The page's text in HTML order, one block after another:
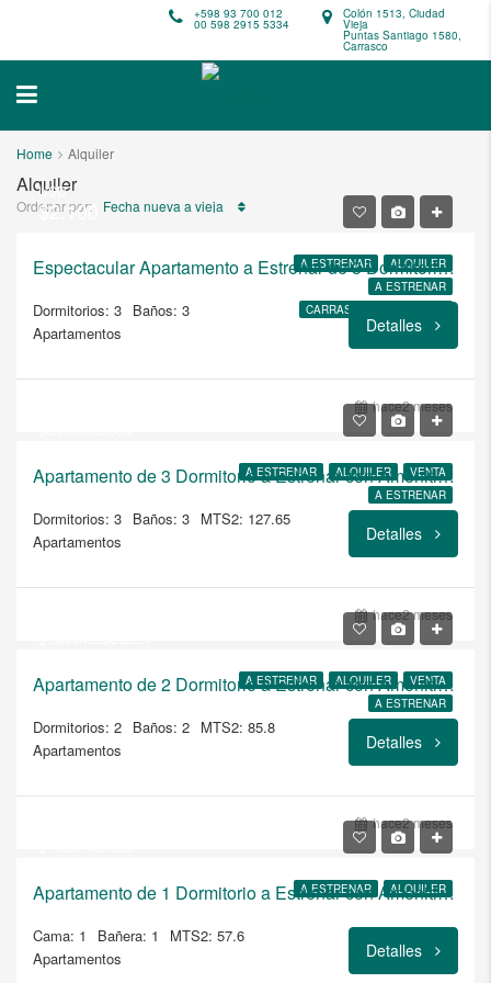
Colón 1513, Ciudad
Vieja
Puntas Santiago 1580,
Carrasco
+598 93 700 012
00 598 2915 5334
Home Alquiler
Alquiler
Ordenar por: Fecha nueva a vieja
A ESTRENAR
ALQUILER
A ESTRENAR
CARRASCO MONTEVIDEO
USD
$2.100
Espectacular Apartamento a Estrenar de 3 Dormitorios en Brits
Dormitorios: 3 Baños: 3
Apartamentos
Detalles
hace2 meses
A ESTRENAR ALQUILER
VENTA
A ESTRENAR
USD
Apartamento de 3 Dormitorio a Estrenar con Amenities Premium en Brits
Dormitorios: 3 Baños: 3 MTS2: 127.65
Apartamentos
Detalles
hace2 meses
A ESTRENAR ALQUILER
VENTA
A ESTRENAR
USD
Apartamento de 2 Dormitorio a Estrenar con Amenities Premium en Brits
Dormitorios: 2 Baños: 2 MTS2: 85.8
Apartamentos
Detalles
hace2 meses
A ESTRENAR ALQUILER
USD
Apartamento de 1 Dormitorio a Estrenar con Amenities Premium en Brits
Cama: 1 Bañera: 1
MTS2: 57.6
Apartamentos
Detalles